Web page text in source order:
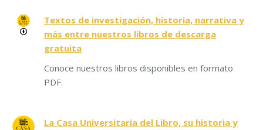
Textos de investigación, historia, narrativa y
más entre nuestros libros de descarga
gratuita
Conoce nuestros libros disponibles en formato
PDF.
La Casa Universitaria del Libro, su historia y